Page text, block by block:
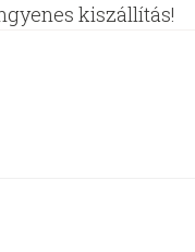
kiszállítás!